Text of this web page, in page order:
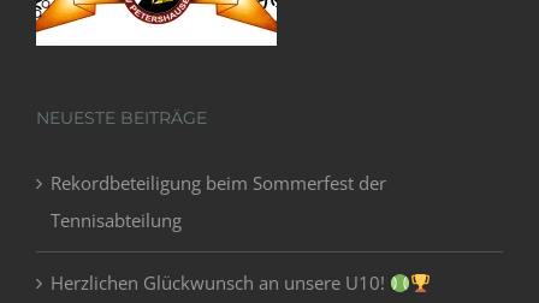
NEUESTE BEITRÄGE
Rekordbeteiligung beim Sommerfest der
Tennisabteilung
Herzlichen Glückwunsch an unsere U10!